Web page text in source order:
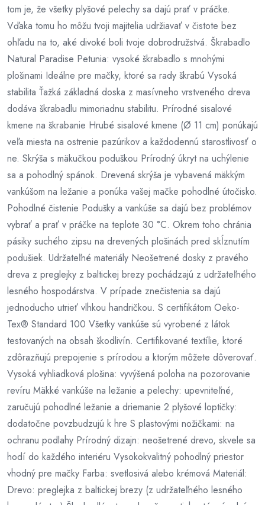
tom je, že všetky plyšové pelechy sa dajú prať v práčke.
Vďaka tomu ho môžu tvoji majitelia udržiavať v čistote bez
ohľadu na to, aké divoké boli tvoje dobrodružstvá. Škrabadlo
Natural Paradise Petunia: vysoké škrabadlo s mnohými
plošinami Ideálne pre mačky, ktoré sa rady škrabú Vysoká
stabilita Ťažká základná doska z masívneho vrstveného dreva
dodáva škrabadlu mimoriadnu stabilitu. Prírodné sisalové
kmene na škrabanie Hrubé sisalové kmene (Ø 11 cm) ponúkajú
veľa miesta na ostrenie pazúrikov a každodennú starostlivosť o
ne. Skrýša s mäkučkou poduškou Prírodný úkryt na uchýlenie
sa a pohodlný spánok. Drevená skrýša je vybavená mäkkým
vankúšom na ležanie a ponúka vašej mačke pohodlné útočisko.
Pohodlné čistenie Podušky a vankúše sa dajú bez problémov
vybrať a prať v práčke na teplote 30 °C. Okrem toho chránia
pásiky suchého zipsu na drevených plošinách pred skĺznutím
podušiek. Udržateľné materiály Neošetrené dosky z pravého
dreva z preglejky z baltickej brezy pochádzajú z udržateľného
lesného hospodárstva. V prípade znečistenia sa dajú
jednoducho utrieť vlhkou handričkou. S certifikátom Oeko-
Tex® Standard 100 Všetky vankúše sú vyrobené z látok
testovaných na obsah škodlivín. Certifikované textílie, ktoré
zdôrazňujú prepojenie s prírodou a ktorým môžete dôverovať.
Vysoká vyhliadková plošina: vyvýšená poloha na pozorovanie
revíru Mäkké vankúše na ležanie a pelechy: upevniteľné,
zaručujú pohodlné ležanie a driemanie 2 plyšové loptičky:
dodatočne povzbudzujú k hre S plastovými nožičkami: na
ochranu podlahy Prírodný dizajn: neošetrené drevo, skvele sa
hodí do každého interiéru Vysokokvalitný pohodlný priestor
vhodný pre mačky Farba: svetlosivá alebo krémová Materiál:
Drevo: preglejka z baltickej brezy (z udržateľného lesného